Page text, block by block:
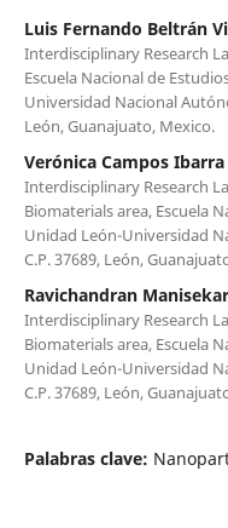
Luis Fernando Beltrán
Interdisciplinary Research
Escuela Nacional de
Universidad Nacional
León, Guanajuato, Mexico.
Verónica Campos Ibarra
Interdisciplinary Research
Biomaterials area, Escuela
Unidad León-Universidad
C.P. 37689, León,
Ravichandran
Interdisciplinary Research
Biomaterials area, Escuela
Unidad León-Universidad
C.P. 37689, León,
Palabras clave: